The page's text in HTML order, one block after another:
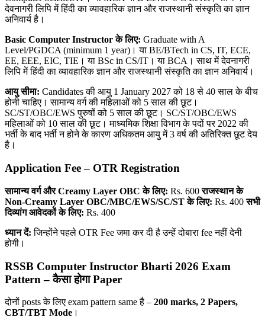
देवनागरी लिपि में हिंदी का व्यावहारिक ज्ञान और राजस्थानी संस्कृति का ज्ञान
अनिवार्य है।
Basic Computer Instructorके लिए: Graduate with A
Level/PGDCA (minimum 1 year)। या BE/BTech in CS, IT, ECE,
EE, EEE, EIC, TIE। या BSc in CS/IT। या BCA। साथ में देवनागरी
लिपि में हिंदी का व्यावहारिक ज्ञान और राजस्थानी संस्कृति का ज्ञान अनिवार्य।
आयु सीमा: Candidates की आयु 1 January 2027 को 18 से 40 साल के बीच
होनी चाहिए। सामान्य वर्ग की महिलाओं को 5 साल की छूट।
SC/ST/OBC/EWS पुरुषों को 5 साल की छूट। SC/ST/OBC/EWS
महिलाओं को 10 साल की छूट। माध्यमिक शिक्षा विभाग के पदों पर 2022 की
भर्ती के बाद भर्ती न होने के कारण अधिकतम आयु में 3 वर्ष की अतिरिक्त छूट देय
है।
Application Fee – OTR Registration
सामान्य वर्ग और Creamy Layer OBCके लिए: Rs. 600राजस्थान के
Non-Creamy Layer OBC/MBC/EWS/SC/STके लिए: Rs. 400सभी
दिव्यांग आवेदकों के लिए: Rs. 400
ध्यान दें: जिन्होंने पहले OTR Fee जमा कर दी है उन्हें दोबारा fee नहीं देनी
होगी।
RSSB Computer Instructor Bharti 2026 Exam
Pattern –कैसा होगा Paper
दोनों posts के लिए exam pattern same है – 200 marks, 2 Papers,
CBT/TBT Mode ।